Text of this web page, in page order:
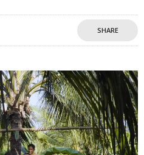
SHARE